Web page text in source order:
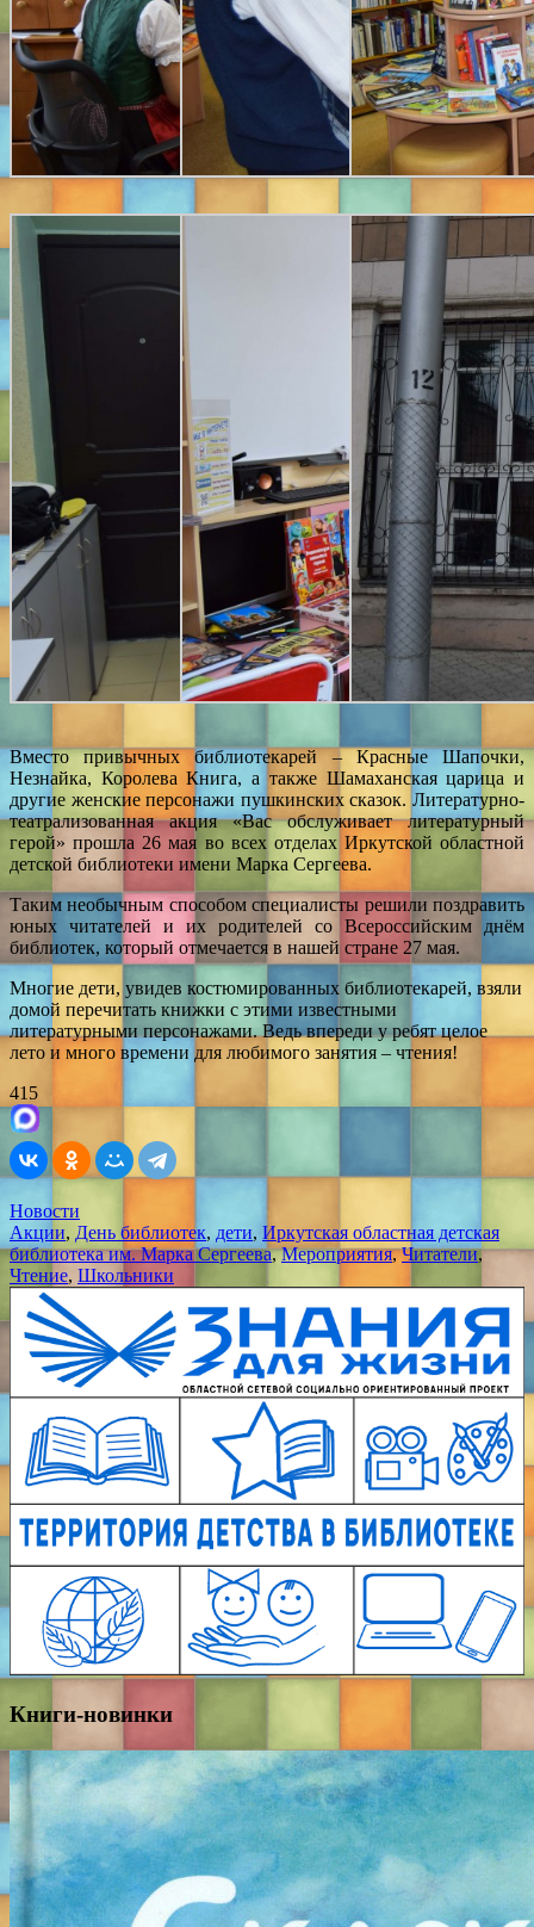
Вместо привычных библиотекарей – Красные Шапочки,
Незнайка, Королева Книга, а также Шамаханская царица и
другие женские персонажи пушкинских сказок. Литературно-
театрализованная акция «Вас обслуживает литературный
герой» прошла 26 мая во всех отделах Иркутской областной
детской библиотеки имени Марка Сергеева.
Таким необычным способом специалисты решили поздравить
юных читателей и их родителей со Всероссийским днём
библиотек, который отмечается в нашей стране 27 мая.
Многие дети, увидев костюмированных библиотекарей, взяли
домой перечитать книжки с этими известными
литературными персонажами. Ведь впереди у ребят целое
лето и много времени для любимого занятия – чтения!
415
Новости
Акции, День библиотек, дети, Иркутская областная детская
библиотека им. Марка Сергеева,Мероприятия,Читатели,
Чтение, Школьники
Книги-новинки